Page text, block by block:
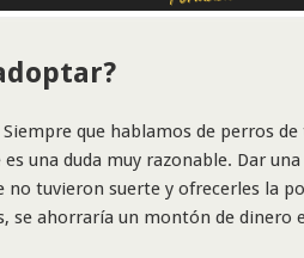
que hablamos de perros
es una duda muy razonable. Dar
no tuvieron suerte y ofrecerles la
se ahorraría un montón de